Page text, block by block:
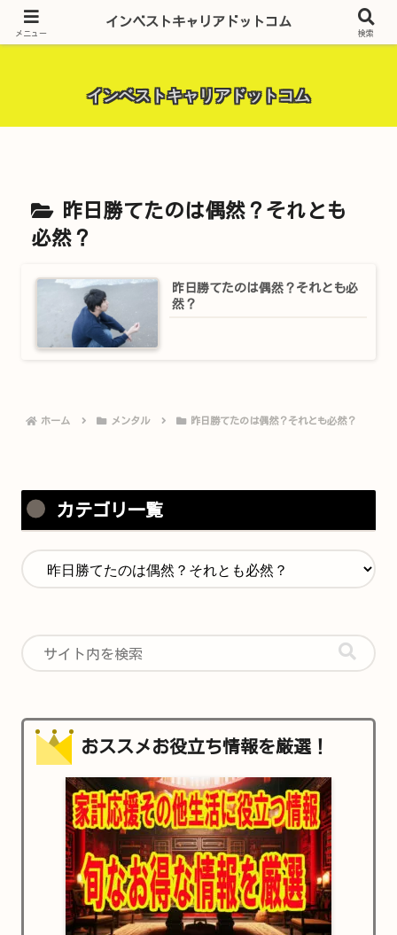
昨今話題の投資全般・金融関連全般・ＦＸトレード全般・生活に役立つ情報・
インベストキャリアドットコム
昨日勝てたのは偶然？それとも
必然？
昨日勝てたのは偶然？それとも必
然？
ホーム メンタル 昨日勝てたのは偶然？それとも必然？
カテゴリ一覧
おススメお役立ち情報を厳選！
メニュー
インベストキャリアドットコム
検索